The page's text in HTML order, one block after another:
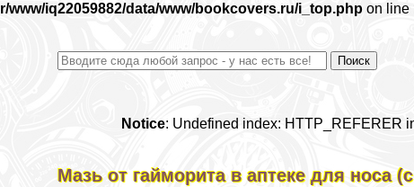
www/iq22059882/data/www/bookcovers.ru/i_top.php on line
Notice: Undefined index: HTTP_REFERER
Мазь от гайморита в аптеке для носа